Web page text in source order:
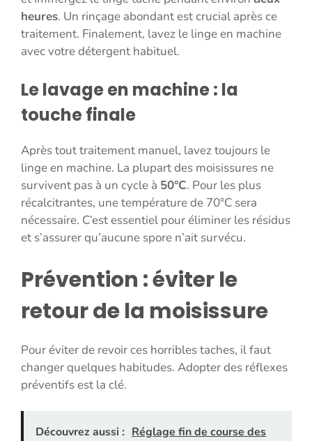
heures. Un rinçage abondant est crucial après ce
traitement. Finalement, lavez le linge en machine
avec votre détergent habituel.
Le lavage en machine : la
touche finale
Après tout traitement manuel, lavez toujours le
linge en machine. La plupart des moisissures ne
survivent pas à un cycle à 50°C. Pour les plus
récalcitrantes, une température de 70°C sera
nécessaire. C’est essentiel pour éliminer les résidus
et s’assurer qu’aucune spore n’ait survécu.
Prévention : éviter le
retour de la moisissure
Pour éviter de revoir ces horribles taches, il faut
changer quelques habitudes. Adopter des réflexes
préventifs est la clé.
Découvrez aussi : Réglage fin de course des